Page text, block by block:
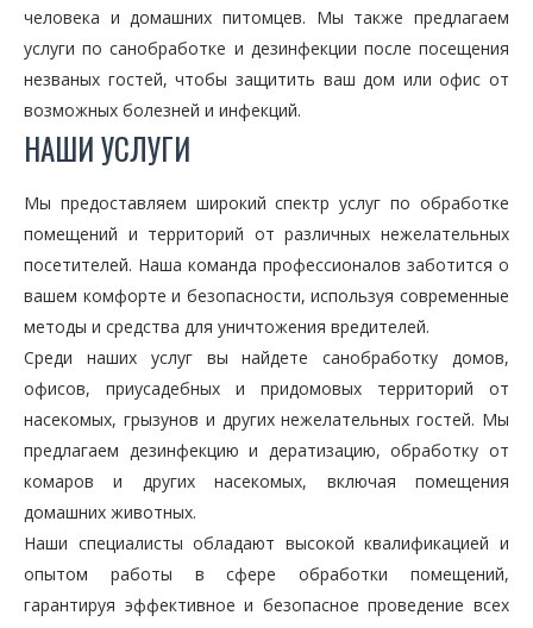
человека и домашних питомцев. Мы также предлагаем
услуги по санобработке и дезинфекции после посещения
незваных гостей, чтобы защитить ваш дом или офис от
возможных болезней и инфекций.
НАШИ УСЛУГИ
Мы предоставляем широкий спектр услуг по обработке
помещений и территорий от различных нежелательных
посетителей. Наша команда профессионалов заботится о
вашем комфорте и безопасности, используя современные
методы и средства для уничтожения вредителей.
Среди наших услуг вы найдете санобработку домов,
офисов, приусадебных и придомовых территорий от
насекомых, грызунов и других нежелательных гостей. Мы
предлагаем дезинфекцию и дератизацию, обработку от
комаров и других насекомых, включая помещения
домашних животных.
Наши специалисты обладают высокой квалификацией и
опытом работы в сфере обработки помещений,
гарантируя эффективное и безопасное проведение всех